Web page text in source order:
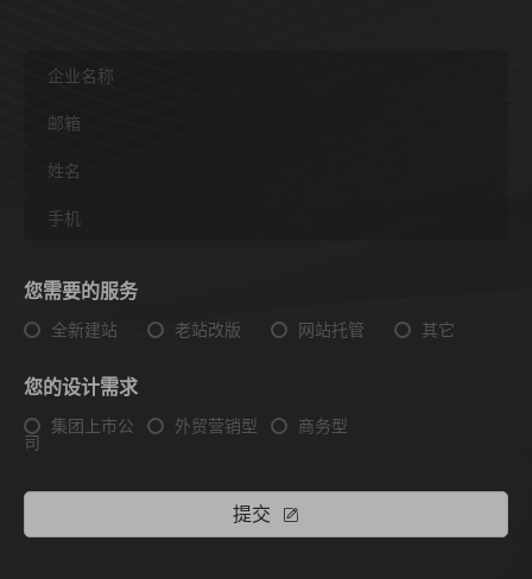
您需要的服务
全新建站 老站改版 网站托管 其它
您的设计需求
集团上市公
司
外贸营销型 商务型
提交